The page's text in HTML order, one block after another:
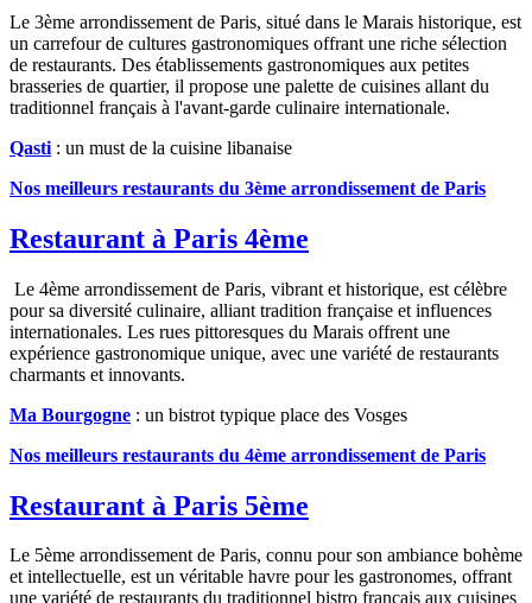
Le 3ème arrondissement de Paris, situé dans le Marais historique, est
un carrefour de cultures gastronomiques offrant une riche sélection
de restaurants. Des établissements gastronomiques aux petites
brasseries de quartier, il propose une palette de cuisines allant du
traditionnel français à l'avant-garde culinaire internationale.
Qasti : un must de la cuisine libanaise
Nos meilleurs restaurants du 3ème arrondissement de Paris
Restaurant à Paris 4ème
Le 4ème arrondissement de Paris, vibrant et historique, est célèbre
pour sa diversité culinaire, alliant tradition française et influences
internationales. Les rues pittoresques du Marais offrent une
expérience gastronomique unique, avec une variété de restaurants
charmants et innovants.
Ma Bourgogne : un bistrot typique place des Vosges
Nos meilleurs restaurants du 4ème arrondissement de Paris
Restaurant à Paris 5ème
Le 5ème arrondissement de Paris, connu pour son ambiance bohème
et intellectuelle, est un véritable havre pour les gastronomes, offrant
une variété de restaurants du traditionnel bistro français aux cuisines